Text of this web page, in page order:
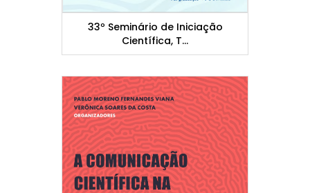
33º Seminário de Iniciação
Científica, T...